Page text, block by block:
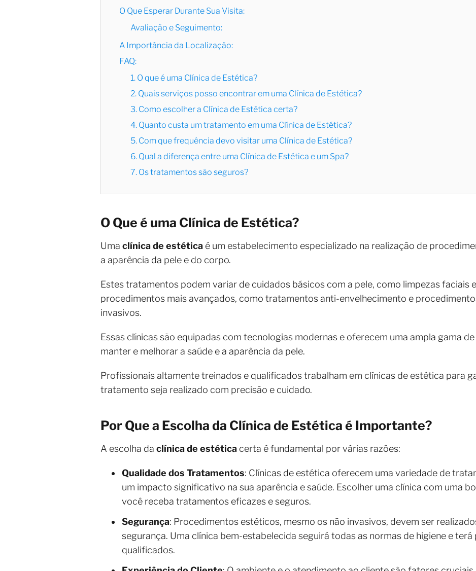
O Que Esperar Durante Sua Visita:
Avaliação e Seguimento:
A Importância da Localização:
FAQ:
1. O que é uma Clínica de Estética?
2. Quais serviços posso encontrar em uma Clínica de Estética?
3. Como escolher a Clínica de Estética certa?
4. Quanto custa um tratamento em uma Clínica de Estética?
5. Com que frequência devo visitar uma Clínica de Estética?
6. Qual a diferença entre uma Clínica de Estética e um Spa?
7. Os tratamentos são seguros?
O Que é uma Clínica de Estética?
Uma clínica de estética é um estabelecimento especializado na realização de
a aparência da pele e do corpo.
Estes tratamentos podem variar de cuidados básicos com a pele, como limpezas faciais
procedimentos mais avançados, como tratamentos anti-envelhecimento e
invasivos.
Essas clínicas são equipadas com tecnologias modernas e oferecem uma ampla gama
manter e melhorar a saúde e a aparência da pele.
Profissionais altamente treinados e qualificados trabalham em clínicas de estética para
tratamento seja realizado com precisão e cuidado.
Por Que a Escolha da Clínica de Estética é Importante?
A escolha da clínica de estética certa é fundamental por várias razões:
Qualidade dos Tratamentos: Clínicas de estética oferecem uma variedade de
um impacto significativo na sua aparência e saúde. Escolher uma clínica com uma
você receba tratamentos eficazes e seguros.
Segurança: Procedimentos estéticos, mesmo os não invasivos, devem ser
segurança. Uma clínica bem-estabelecida seguirá todas as normas de higiene e
qualificados.